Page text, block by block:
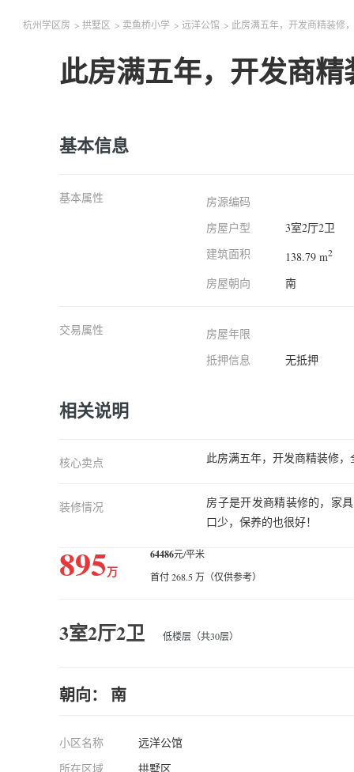
杭州学区房 >拱墅区 > 卖鱼桥小学 >远洋公馆 > 此房满五年，开发商精装修
此房满五年，开发商
基本信息
基本属性
房源编码
房屋户型
3室2厅2卫
建筑面积
138.79 m2
房屋朝向 南
交易属性
房屋年限
抵押信息
无抵押
相关说明
核心卖点 此房满五年，开发商精装修
装修情况
房子是开发商精装修的，家
口少，保养的也很好！
895万
64486元/平米
首付 268.5 万（仅供参考）
3室2厅2卫 低楼层（共30层）
朝向： 南
小区名称
远洋公馆
所在区域
拱墅区